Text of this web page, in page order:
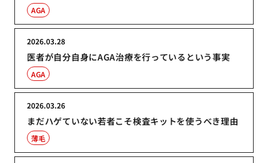
AGA
医者が自分自身にAGA治療を行っているという事実
2026.03.28
AGA
まだハゲていない若者こそ検査キットを使うべき理由
2026.03.26
薄毛